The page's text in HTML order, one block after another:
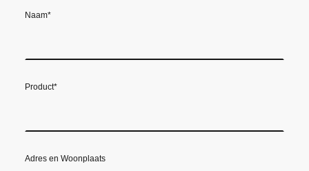
Naam*
Product*
Adres en Woonplaats